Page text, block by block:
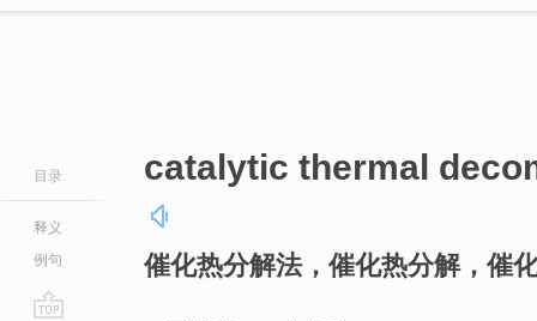
目录
释义
例句
catalytic thermal
催化热分解法，催化热分解，催